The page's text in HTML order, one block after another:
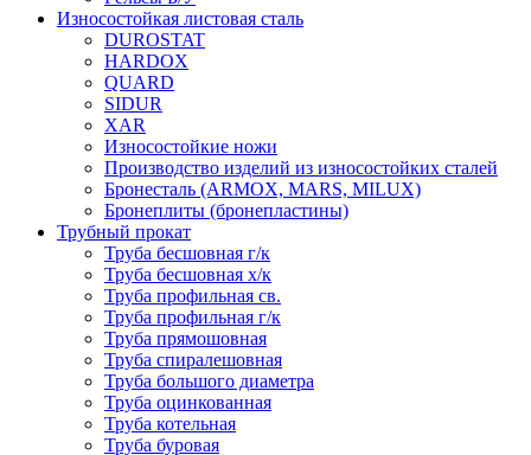
Износостойкая листовая сталь
DUROSTAT
HARDOX
QUARD
SIDUR
XAR
Износостойкие ножи
Производство изделий из износостойких сталей
Бронесталь (ARMOX, MARS, MILUX)
Бронеплиты (бронепластины)
Трубный прокат
Труба бесшовная г/к
Труба бесшовная х/к
Труба профильная св.
Труба профильная г/к
Труба прямошовная
Труба спиралешовная
Труба большого диаметра
Труба оцинкованная
Труба котельная
Труба буровая